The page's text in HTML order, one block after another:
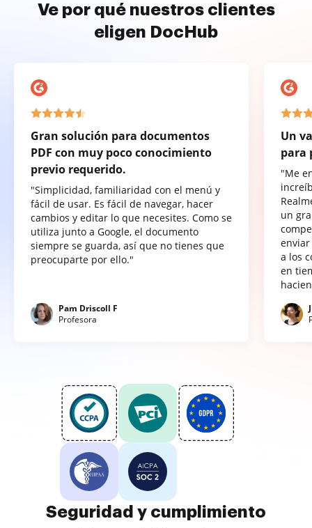
Ve por qué nuestros clientes
eligen DocHub
Gran solución para documentos
PDF con muy poco conocimiento
previo requerido.
"Simplicidad, familiaridad con el menú y
fácil de usar. Es fácil de navegar, hacer
cambios y editar lo que necesites. Como se
utiliza junto a Google, el documento
siempre se guarda, así que no tienes que
preocuparte por ello."
Pam Driscoll F
Profesora
Un
para
"Me
un
a los
en
Seguridad y cumplimiento